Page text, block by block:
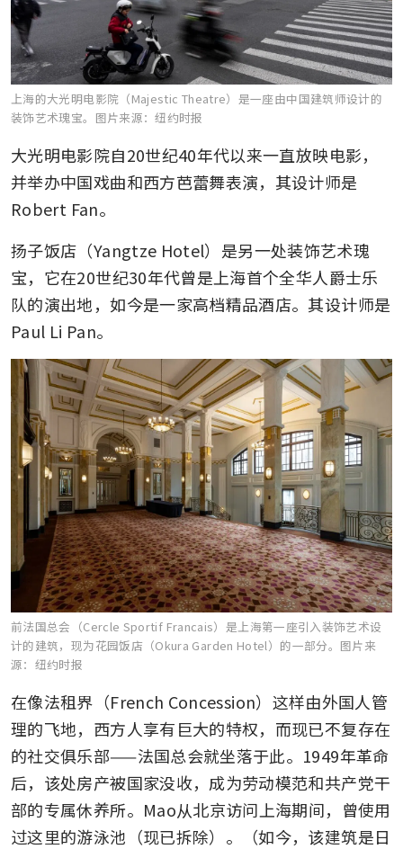
上海的大光明电影院（Majestic Theatre）是一座由中国建筑师设计的
装饰艺术瑰宝。 图片来源：纽约时报
大光明电影院自20世纪40年代以来一直放映电影，
并举办中国戏曲和西方芭蕾舞表演，其设计师是
Robert Fan。
扬子饭店（Yangtze Hotel）是另一处装饰艺术瑰
宝，它在20世纪30年代曾是上海首个全华人爵士乐
队的演出地，如今是一家高档精品酒店。其设计师是
Paul Li Pan。
前法国总会（Cercle Sportif Francais）是上海第一座引入装饰艺术设
计的建筑，现为花园饭店（Okura Garden Hotel）的一部分。 图片来
源：纽约时报
在像法租界（French Concession）这样由外国人管
理的飞地，西方人享有巨大的特权，而现已不复存在
的社交俱乐部——法国总会就坐落于此。1949年革命
后，该处房产被国家没收，成为劳动模范和共产党干
部的专属休养所。Mao从北京访问上海期间，曾使用
过这里的游泳池（现已拆除）。（如今，该建筑是日